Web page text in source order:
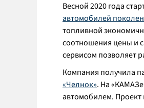
Весной 2020 года
автомобилей
топливной
соотношения цены и
сервисом позволяет
Компания получила
«Челнок». На
автомобилем. Проект